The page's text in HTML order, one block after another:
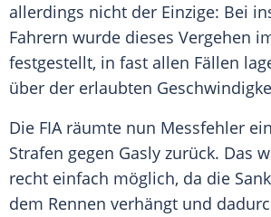
allerdings nicht der Einzige: Bei
Fahrern wurde dieses Vergehen
festgestellt, in fast allen Fällen
über der erlaubten
Die FIA räumte nun Messfehler
Strafen gegen Gasly zurück. Das
recht einfach möglich, da die
dem Rennen verhängt und